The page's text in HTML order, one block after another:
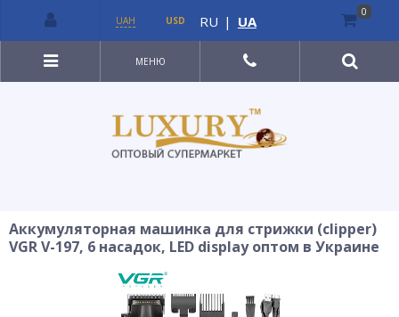
МЕНЮ
Аккумуляторная машинка для стрижки (clipper)
VGR V-197, 6 насадок, LED display оптом в Украине
UAH USD RU | UA
0